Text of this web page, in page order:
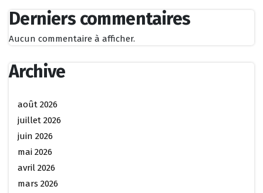
Derniers commentaires
Aucun commentaire à afficher.
Archive
août 2026
juillet 2026
juin 2026
mai 2026
avril 2026
mars 2026